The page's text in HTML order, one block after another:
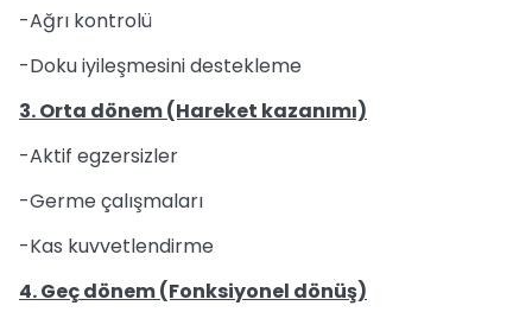
-Ağrı kontrolü
-Doku iyileşmesini destekleme
3. Orta dönem (Hareket kazanımı)
-Aktif egzersizler
-Germe çalışmaları
-Kas kuvvetlendirme
4. Geç dönem (Fonksiyonel dönüş)